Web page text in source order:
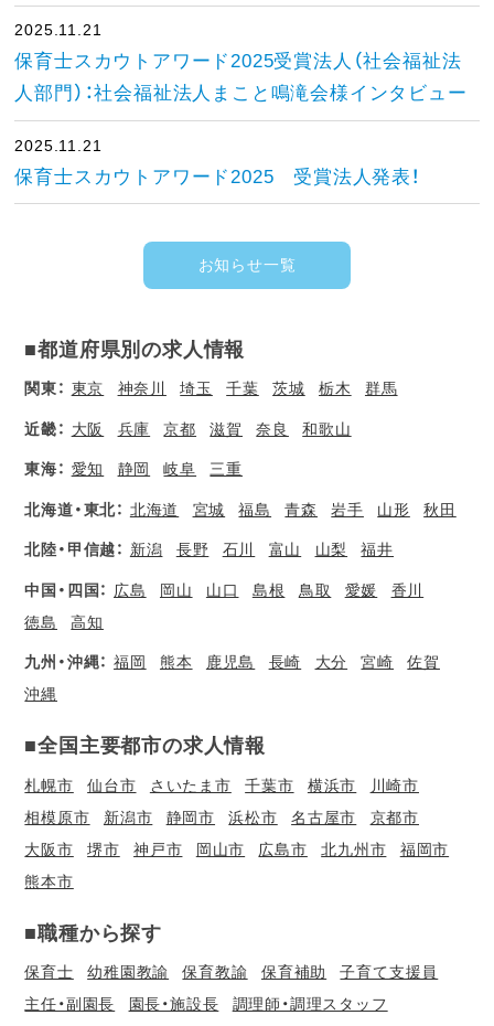
2025.11.21
保育士スカウトアワード2025受賞法人（社会福祉法
人部門）：社会福祉法人まこと鳴滝会様インタビュー
2025.11.21
保育士スカウトアワード2025 受賞法人発表！
お知らせ一覧
■都道府県別の求人情報
関東： 東京 神奈川 埼玉 千葉 茨城 栃木 群馬
近畿： 大阪 兵庫 京都 滋賀 奈良 和歌山
東海： 愛知 静岡 岐阜 三重
北海道・東北： 北海道 宮城 福島 青森 岩手 山形 秋田
北陸・甲信越： 新潟 長野 石川 富山 山梨 福井
中国・四国： 広島 岡山 山口 島根 鳥取 愛媛
香川
徳島
高知
九州・沖縄： 福岡 熊本 鹿児島 長崎 大分 宮崎
佐賀
沖縄
■全国主要都市の求人情報
札幌市 仙台市 さいたま市 千葉市 横浜市
川崎市
相模原市
新潟市 静岡市 浜松市 名古屋市
京都市
大阪市
堺市 神戸市 岡山市 広島市 北九州市
福岡市
熊本市
■職種から探す
保育士 幼稚園教諭 保育教諭 保育補助
子育て支援員
主任・副園長
園長・施設長
調理師・調理スタッフ